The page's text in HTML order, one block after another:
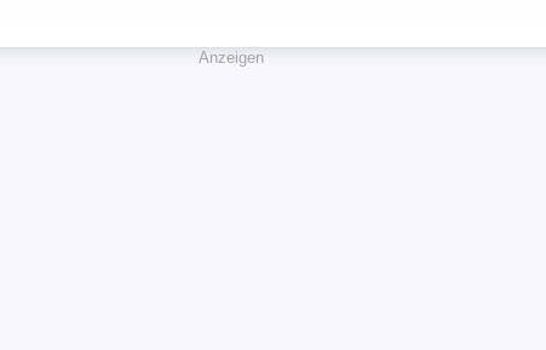
Anzeigen